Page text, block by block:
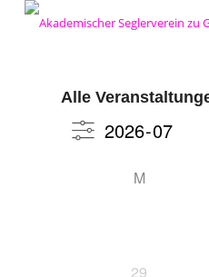
Alle
M
29